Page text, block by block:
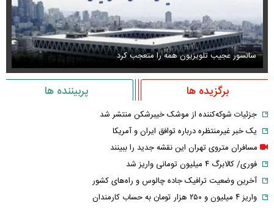
سانسور عجیب تلویزیون همه را متعجب کرد
برگزیده ها پربیننده ها
جزئیات شوکه‌کننده از موشک خیبرشکن منتشر شد
یک خبر غیرمنتظره درباره توافق ایران و آمریکا
مسافران متروی تهران این نقشه جدید را ببینند
فوری/ کالابرگ ۴ میلیون تومانی واریز شد
آخرین وضعیت ترافیک جاده چالوس و راه‌های کشور
واریز ۴ میلیون و ۲۵۰ هزار تومان به حساب کارمندان